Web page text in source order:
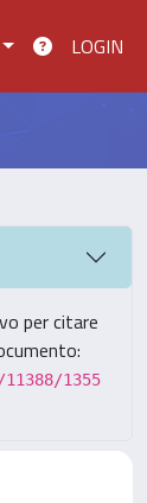
LOGIN
per citare
1355